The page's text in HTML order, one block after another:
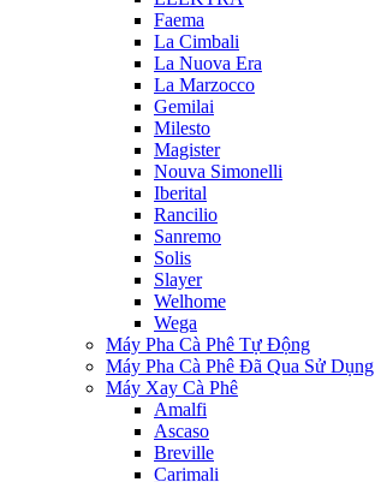
Faema
La Cimbali
La Nuova Era
La Marzocco
Gemilai
Milesto
Magister
Nouva Simonelli
Iberital
Rancilio
Sanremo
Solis
Slayer
Welhome
Wega
Máy Pha Cà Phê Tự Động
Máy Pha Cà Phê Đã Qua Sử Dụng
Máy Xay Cà Phê
Amalfi
Ascaso
Breville
Carimali